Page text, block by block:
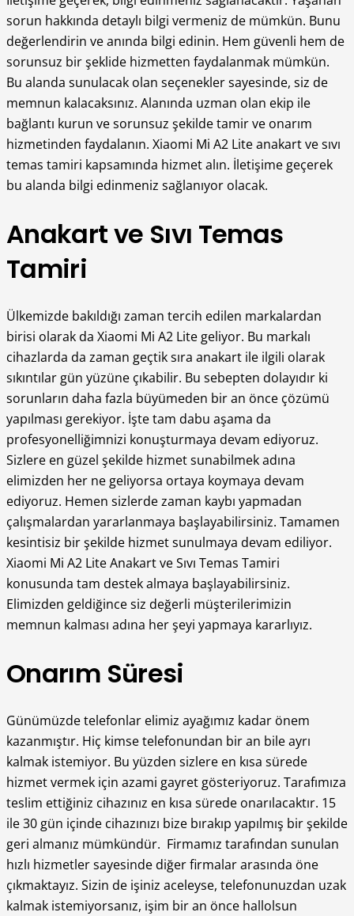
sorun hakkında detaylı bilgi vermeniz de mümkün. Bunu
değerlendirin ve anında bilgi edinin. Hem güvenli hem de
sorunsuz bir şeklide hizmetten faydalanmak mümkün.
Bu alanda sunulacak olan seçenekler sayesinde, siz de
memnun kalacaksınız. Alanında uzman olan ekip ile
bağlantı kurun ve sorunsuz şekilde tamir ve onarım
hizmetinden faydalanın. Xiaomi Mi A2 Lite anakart ve sıvı
temas tamiri kapsamında hizmet alın. İletişime geçerek
bu alanda bilgi edinmeniz sağlanıyor olacak.
Anakart ve Sıvı Temas
Tamiri
Ülkemizde bakıldığı zaman tercih edilen markalardan
birisi olarak da Xiaomi Mi A2 Lite geliyor. Bu markalı
cihazlarda da zaman geçtik sıra anakart ile ilgili olarak
sıkıntılar gün yüzüne çıkabilir. Bu sebepten dolayıdır ki
sorunların daha fazla büyümeden bir an önce çözümü
yapılması gerekiyor. İşte tam dabu aşama da
profesyonelliğimnizi konuşturmaya devam ediyoruz.
Sizlere en güzel şekilde hizmet sunabilmek adına
elimizden her ne geliyorsa ortaya koymaya devam
ediyoruz. Hemen sizlerde zaman kaybı yapmadan
çalışmalardan yararlanmaya başlayabilirsiniz. Tamamen
kesintisiz bir şekilde hizmet sunulmaya devam ediliyor.
Xiaomi Mi A2 Lite Anakart ve Sıvı Temas Tamiri
konusunda tam destek almaya başlayabilirsiniz.
Elimizden geldiğince siz değerli müşterilerimizin
memnun kalması adına her şeyi yapmaya kararlıyız.
Onarım Süresi
Günümüzde telefonlar elimiz ayağımız kadar önem
kazanmıştır. Hiç kimse telefonundan bir an bile ayrı
kalmak istemiyor. Bu yüzden sizlere en kısa sürede
hizmet vermek için azami gayret gösteriyoruz. Tarafımıza
teslim ettiğiniz cihazınız en kısa sürede onarılacaktır. 15
ile 30 gün içinde cihazınızı bize bırakıp yapılmış bir şekilde
geri almanız mümkündür. Firmamız tarafından sunulan
hızlı hizmetler sayesinde diğer firmalar arasında öne
çıkmaktayız. Sizin de işiniz aceleyse, telefonunuzdan uzak
kalmak istemiyorsanız, işim bir an önce hallolsun